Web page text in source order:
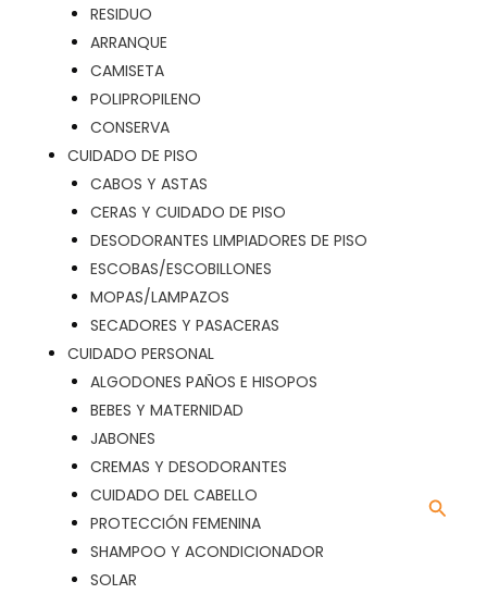
RESIDUO
ARRANQUE
CAMISETA
POLIPROPILENO
CONSERVA
CUIDADO DE PISO
CABOS Y ASTAS
CERAS Y CUIDADO DE PISO
DESODORANTES LIMPIADORES DE PISO
ESCOBAS/ESCOBILLONES
MOPAS/LAMPAZOS
SECADORES Y PASACERAS
CUIDADO PERSONAL
ALGODONES PAÑOS E HISOPOS
BEBES Y MATERNIDAD
JABONES
CREMAS Y DESODORANTES
CUIDADO DEL CABELLO
PROTECCIÓN FEMENINA
SHAMPOO Y ACONDICIONADOR
SOLAR